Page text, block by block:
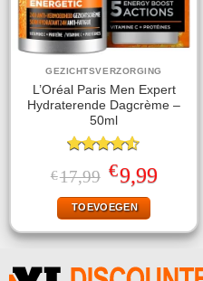
GEZICHTSVERZORGING
L’Oréal Paris Men Expert
Hydraterende Dagcrème –
50ml
Gewaardeerd
4.50uit 5
€17,99 Oorspronkelijke
prijs
was:
€17,99.
€9,99Huidige
prijs
TOEVOEGEN